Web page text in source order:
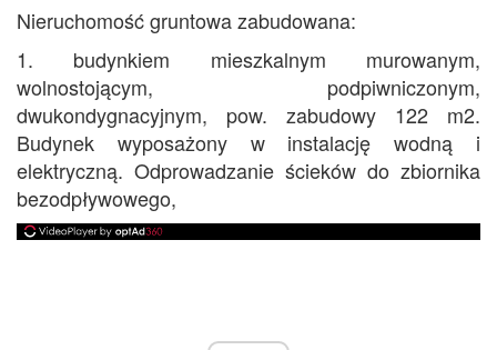
Nieruchomość gruntowa zabudowana:
1. budynkiem mieszkalnym murowanym,
wolnostojącym, podpiwniczonym,
dwukondygnacyjnym, pow. zabudowy 122 m2.
Budynek wyposażony w instalację wodną i
elektryczną. Odprowadzanie ścieków do zbiornika
bezodpływowego,